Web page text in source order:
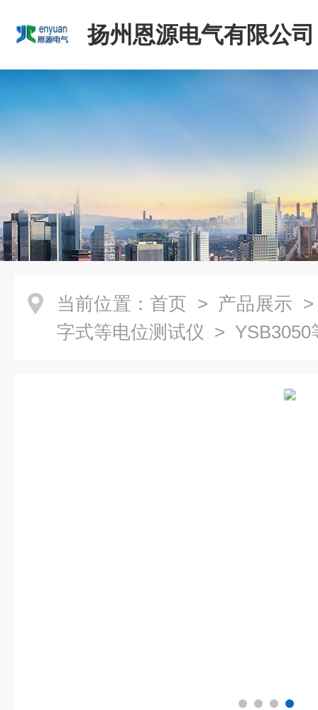
扬州恩源电气有限公司
当前位置： 首页 > 产品展示
字式等电位测试仪 > YSB3050